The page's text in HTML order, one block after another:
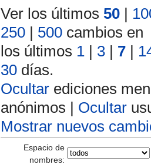
Ver los últimos 50 |
250 | 500 cambios en
los últimos 1 | 3 | 7 |
30 días.
Ocultar ediciones
anónimos | Ocultar
Mostrar nuevos
Espacio de
nombres: